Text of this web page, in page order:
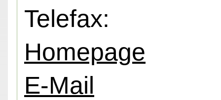
Telefax:
Homepage
E-Mail